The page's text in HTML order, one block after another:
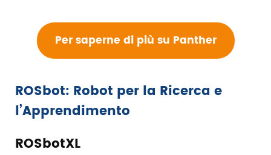
Per saperne di più su Panther
ROSbot: Robot per la Ricerca e
l’Apprendimento
ROSbotXL